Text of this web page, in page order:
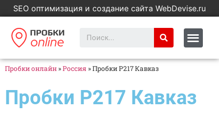
SEO оптимизация и создание сайта WebDevise.ru
Пробки онлайн »Россия »Пробки Р217 Кавказ
Пробки Р217 Кавказ